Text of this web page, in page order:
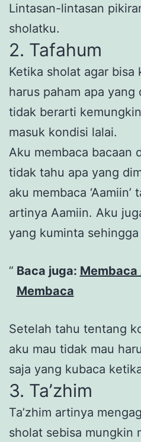
Lintasan-lintasan
sholatku.
2. Tafahum
Ketika sholat agar bisa
harus paham apa yang
tidak berarti
masuk kondisi lalai.
Aku membaca bacaan
tidak tahu apa yang
aku membaca
artinya Aamiin. Aku
yang kuminta
Baca juga:
Membaca
Setelah tahu tentang
aku mau tidak mau
saja yang kubaca
3. Ta’zhim
Ta’zhim artinya
sholat sebisa mungkin